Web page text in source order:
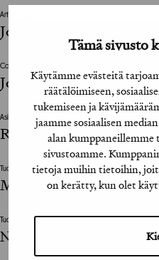
Tämä sivusto
Käytämme evästeitä
räätälöimiseen,
tukemiseen ja
jaamme sosiaalisen
alan
sivustoamme.
tietoja muihin tietoihin,
on kerätty, kun olet
Art Director
Jon Granström
Copywriter
Jon Granström
Asiakkaan vastuuhenkilö / Client’s Representative
Rami Himanto, Pekka
Tuottaja / Producer
Manne Railo
Tuotantoyhtiö / Production House
Nanoverse